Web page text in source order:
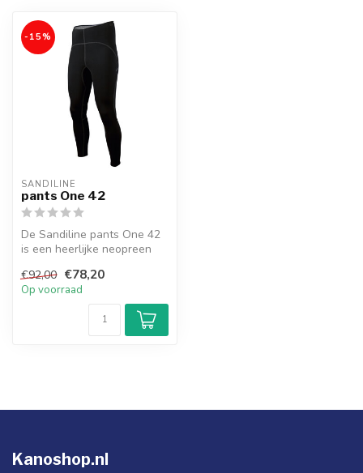
-15%
SANDILINE
pants One 42
De Sandiline pants One 42
is een heerlijke neopreen
...
€92,00 €78,20
Op voorraad
Kanoshop.nl